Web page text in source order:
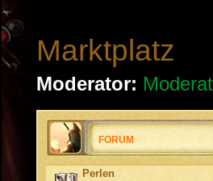
Marktplatz
Moderator:
FORUM
Perlen